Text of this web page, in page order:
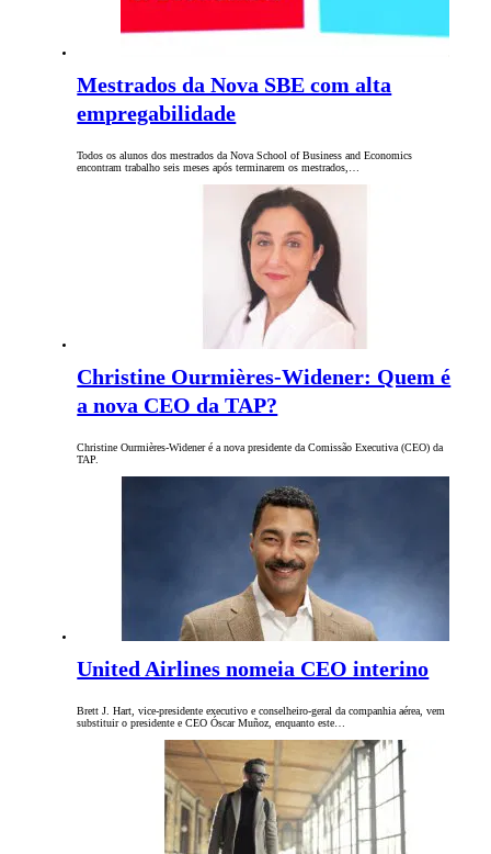
Mestrados da Nova SBE com alta
empregabilidade
Todos os alunos dos mestrados da Nova School of Business and Economics
encontram trabalho seis meses após terminarem os mestrados,…
Christine Ourmières-Widener: Quem é
a nova CEO da TAP?
Christine Ourmières-Widener é a nova presidente da Comissão Executiva (CEO) da
TAP.
United Airlines nomeia CEO interino
Brett J. Hart, vice-presidente executivo e conselheiro-geral da companhia aérea, vem
substituir o presidente e CEO Óscar Muñoz, enquanto este…